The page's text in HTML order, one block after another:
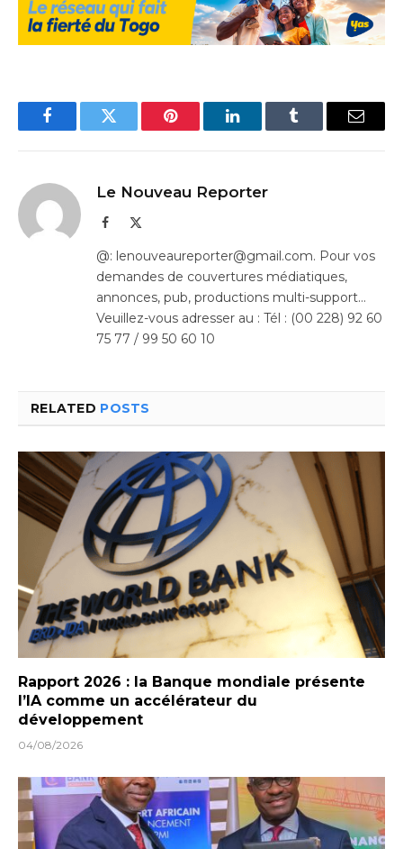
FacebookTwitter Pinterest LinkedInTumblr Email
Le Nouveau Reporter
Facebook
@: lenouveaureporter@gmail.com. Pour vos
demandes de couvertures médiatiques,
annonces, pub, productions multi-support…
Veuillez-vous adresser au : Tél : (00 228) 92 60
75 77 / 99 50 60 10
RELATED POSTS
Rapport 2026 : la Banque mondiale présente
l’IA comme un accélérateur du
développement
04/08/2026